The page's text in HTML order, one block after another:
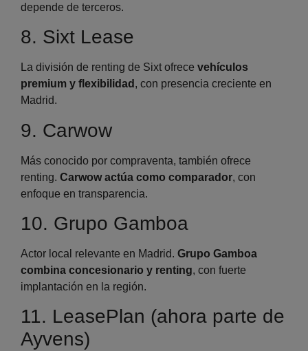
depende de terceros.
8. Sixt Lease
La división de renting de Sixt ofrece vehículos
premium y flexibilidad , con presencia creciente en
Madrid.
9. Carwow
Más conocido por compraventa, también ofrece
renting. Carwow actúa como comparador, con
enfoque en transparencia.
10. Grupo Gamboa
Actor local relevante en Madrid. Grupo Gamboa
combina concesionario y renting, con fuerte
implantación en la región.
11. LeasePlan (ahora parte de
Ayvens)